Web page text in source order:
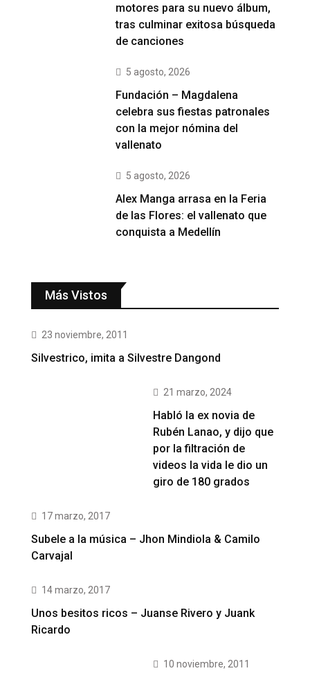
motores para su nuevo álbum,
tras culminar exitosa búsqueda
de canciones
5 agosto, 2026
Fundación – Magdalena
celebra sus fiestas patronales
con la mejor nómina del
vallenato
5 agosto, 2026
Alex Manga arrasa en la Feria
de las Flores: el vallenato que
conquista a Medellín
Más Vistos
23 noviembre, 2011
Silvestrico, imita a Silvestre Dangond
21 marzo, 2024
Habló la ex novia de
Rubén Lanao, y dijo que
por la filtración de
videos la vida le dio un
giro de 180 grados
17 marzo, 2017
Subele a la música – Jhon Mindiola & Camilo
Carvajal
14 marzo, 2017
Unos besitos ricos – Juanse Rivero y Juank
Ricardo
10 noviembre, 2011